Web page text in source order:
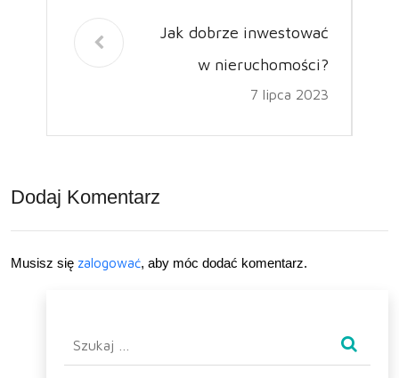
Jak dobrze inwestować
w nieruchomości?
7 lipca 2023
Dodaj Komentarz
Musisz się zalogować, aby móc dodać komentarz.